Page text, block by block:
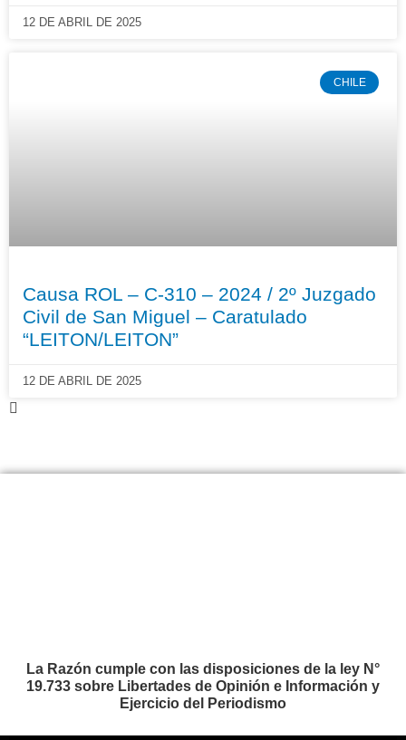
12 DE ABRIL DE 2025
CHILE
Causa ROL – C-310 – 2024 / 2º Juzgado
Civil de San Miguel – Caratulado
“LEITON/LEITON”
12 DE ABRIL DE 2025
La Razón cumple con las disposiciones de la ley N°
19.733 sobre Libertades de Opinión e Información y
Ejercicio del Periodismo